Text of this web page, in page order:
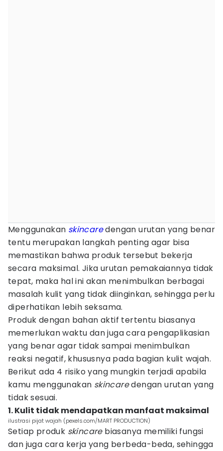
Menggunakan skincaredengan urutan yang benar
tentu merupakan langkah penting agar bisa
memastikan bahwa produk tersebut bekerja
secara maksimal. Jika urutan pemakaiannya tidak
tepat, maka hal ini akan menimbulkan berbagai
masalah kulit yang tidak diinginkan, sehingga perlu
diperhatikan lebih seksama.
Produk dengan bahan aktif tertentu biasanya
memerlukan waktu dan juga cara pengaplikasian
yang benar agar tidak sampai menimbulkan
reaksi negatif, khususnya pada bagian kulit wajah.
Berikut ada 4 risiko yang mungkin terjadi apabila
kamu menggunakan skincaredengan urutan yang
tidak sesuai.
1. Kulit tidak mendapatkan manfaat maksimal
ilustrasi pijat wajah (pexels.com/MART PRODUCTION)
Setiap produk skincarebiasanya memiliki fungsi
dan juga cara kerja yang berbeda-beda, sehingga